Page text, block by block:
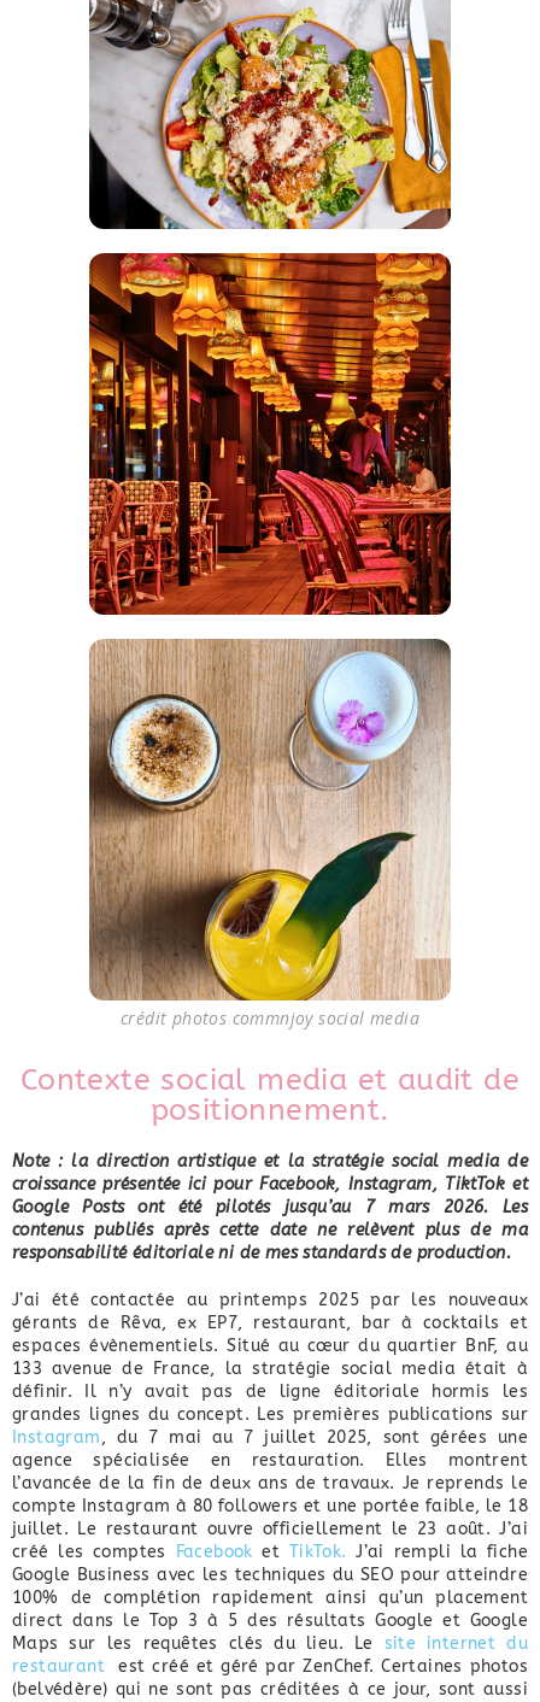
crédit photos commnjoy social media
Contexte social media et audit de
positionnement.
Note : la direction artistique et la stratégie social media de
croissance présentée ici pour Facebook, Instagram, TiktTok et
Google Posts ont été pilotés jusqu’au 7 mars 2026. Les
contenus publiés après cette date ne relèvent plus de ma
responsabilité éditoriale ni de mes standards de production.
J’ai été contactée au printemps 2025 par les nouveaux
gérants de Rêva, ex EP7, restaurant, bar à cocktails et
espaces évènementiels. Situé au cœur du quartier BnF, au
133 avenue de France, la stratégie social media était à
définir. Il n’y avait pas de ligne éditoriale hormis les
grandes lignes du concept. Les premières publications sur
Instagram, du 7 mai au 7 juillet 2025, sont gérées une
agence spécialisée en restauration. Elles montrent
l’avancée de la fin de deux ans de travaux. Je reprends le
compte Instagram à 80 followers et une portée faible, le 18
juillet. Le restaurant ouvre officiellement le 23 août. J’ai
créé les comptes
Facebook et TikTok. J’ai rempli la fiche
Google Business avec les techniques du SEO pour atteindre
100% de complétion rapidement ainsi qu’un placement
direct dans le Top 3 à 5 des résultats Google et Google
Maps sur les requêtes clés du lieu. Le site internet du
restaurant est créé et géré par ZenChef. Certaines photos
(belvédère) qui ne sont pas créditées à ce jour, sont aussi